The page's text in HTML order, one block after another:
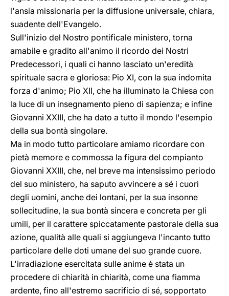
l'ansia missionaria per la diffusione universale, chiara,
suadente dell'Evangelo.
Sull'inizio del Nostro pontificale ministero, torna
amabile e gradito all'animo il ricordo dei Nostri
Predecessori, i quali ci hanno lasciato un'eredità
spirituale sacra e gloriosa: Pio XI, con la sua indomita
forza d'animo; Pio XII, che ha illuminato la Chiesa con
la luce di un insegnamento pieno di sapienza; e infine
Giovanni XXIII, che ha dato a tutto il mondo l'esempio
della sua bontà singolare.
Ma in modo tutto particolare amiamo ricordare con
pietà memore e commossa la figura del compianto
Giovanni XXIII, che, nel breve ma intensissimo periodo
del suo ministero, ha saputo avvincere a sé i cuori
degli uomini, anche dei lontani, per la sua insonne
sollecitudine, la sua bontà sincera e concreta per gli
umili, per il carattere spiccatamente pastorale della sua
azione, qualità alle quali si aggiungeva l'incanto tutto
particolare delle doti umane del suo grande cuore.
L'irradiazione esercitata sulle anime è stata un
procedere di chiarità in chiarità, come una fiamma
ardente, fino all'estremo sacrificio di sé, sopportato